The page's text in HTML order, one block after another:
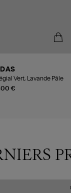
€
Vert, Lavande Pâle